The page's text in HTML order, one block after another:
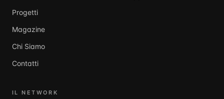
Progetti
Magazine
Chi Siamo
Contatti
IL NETWORK